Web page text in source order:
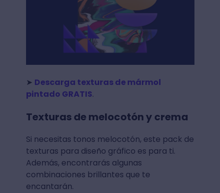
➤ Descarga texturas de mármol
pintado GRATIS.
Texturas de melocotón y crema
Si necesitas tonos melocotón, este pack de
texturas para diseño gráfico es para ti.
Además, encontrarás algunas
combinaciones brillantes que te
encantarán.